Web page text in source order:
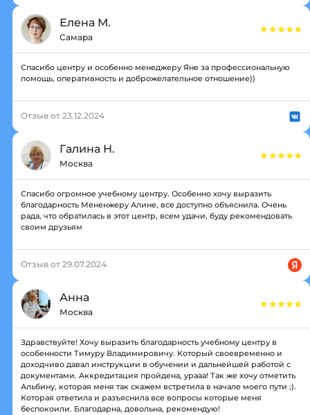
Елена М.
Самара
Спасибо центру и особенно менеджеру Яне за профессиональную
помощь, оперативность и доброжелательное отношение))
Отзыв от 23.12.2024
Галина Н.
Москва
Спасибо огромное учебному центру. Особенно хочу выразить
благодарность Мененжеру Алине, все доступно объяснила. Очень
рада, что обратилась в этот центр, всем удачи, буду рекомендовать
своим друзьям
Отзыв от 29.07.2024
Анна
Москва
Здравствуйте! Хочу выразить благодарность учебному центру в
особенности Тимуру Владимировичу. Который своевременно и
доходчиво давал инструкции в обучении и дальнейшей работой с
документами. Аккредитация пройдена, урааа! Так же хочу отметить
Альбину, которая меня так скажем встретила в начале моего пути ;).
Которая ответила и разъяснила все вопросы которые меня
беспокоили. Благодарна, довольна, рекомендую!